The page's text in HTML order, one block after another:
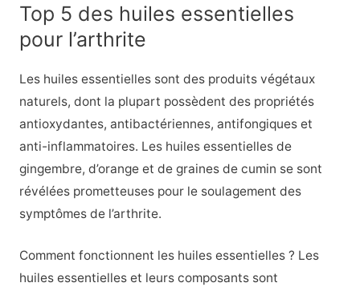
Top 5 des huiles essentielles
pour l’arthrite
Les huiles essentielles sont des produits végétaux
naturels, dont la plupart possèdent des propriétés
antioxydantes, antibactériennes, antifongiques et
anti-inflammatoires. Les huiles essentielles de
gingembre, d’orange et de graines de cumin se sont
révélées prometteuses pour le soulagement des
symptômes de l’arthrite.
Comment fonctionnent les huiles essentielles ? Les
huiles essentielles et leurs composants sont